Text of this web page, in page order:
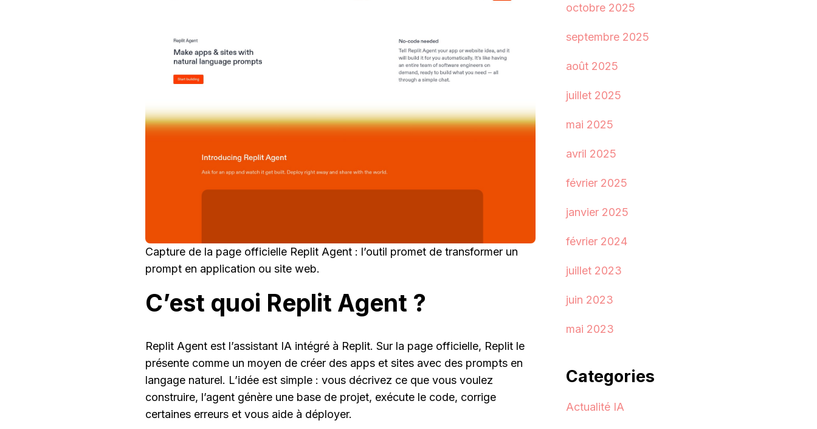
Capture de la page officielle Replit Agent : l’outil promet de transformer un
prompt en application ou site web.
C’est quoi Replit Agent ?
Replit Agent est l’assistant IA intégré à Replit. Sur la page officielle, Replit le
présente comme un moyen de créer des apps et sites avec des prompts en
langage naturel. L’idée est simple : vous décrivez ce que vous voulez
construire, l’agent génère une base de projet, exécute le code, corrige
certaines erreurs et vous aide à déployer.
octobre 2025
septembre 2025
août 2025
juillet 2025
mai 2025
avril 2025
février 2025
janvier 2025
février 2024
juillet 2023
juin 2023
mai 2023
Categories
Actualité IA